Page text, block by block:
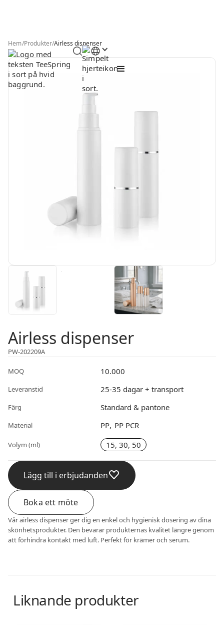
Hem/Produkter/Airless dispenser
Airless dispenser
PW-202209A
MOQ 10.000
Leveranstid 25-35 dagar + transport
Färg Standard & pantone
Material PP PP PCR
Volym (ml) 15, 30, 50
Lägg till i erbjudanden
Boka ett möte
Vår airless dispenser ger dig en enkel och hygienisk dosering av dina
skönhetsprodukter. Den bevarar produkternas kvalitet längre genom
att förhindra kontakt med luft. Perfekt för krämer och serum.
Liknande produkter